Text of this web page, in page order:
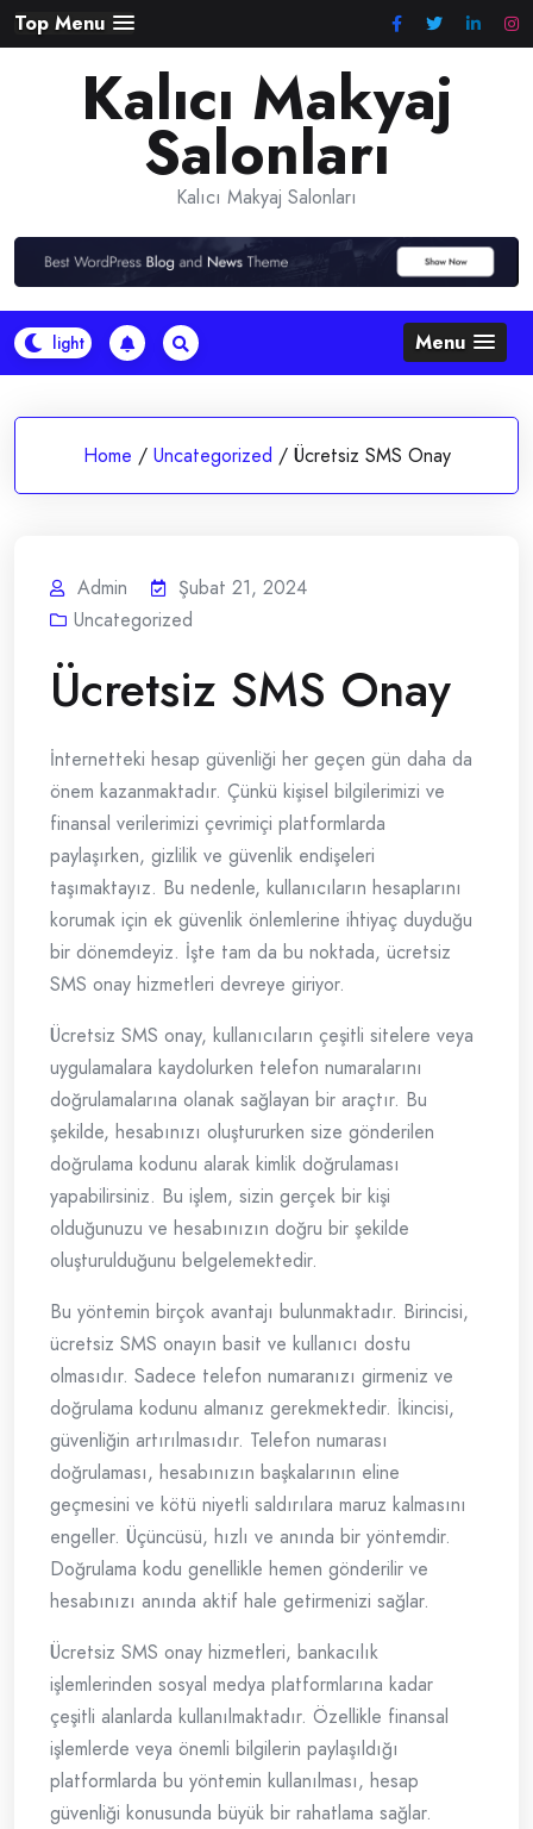
Skip
to
Top Menu
Kalıcı Makyaj
Salonları
Kalıcı Makyaj Salonları
Menu
Home / Uncategorized / Ücretsiz SMS Onay
Admin
Şubat 21, 2024
Uncategorized
Ücretsiz SMS Onay
İnternetteki hesap güvenliği her geçen gün daha da
önem kazanmaktadır. Çünkü kişisel bilgilerimizi ve
finansal verilerimizi çevrimiçi platformlarda
paylaşırken, gizlilik ve güvenlik endişeleri
taşımaktayız. Bu nedenle, kullanıcıların hesaplarını
korumak için ek güvenlik önlemlerine ihtiyaç duyduğu
bir dönemdeyiz. İşte tam da bu noktada, ücretsiz
SMS onay hizmetleri devreye giriyor.
Ücretsiz SMS onay, kullanıcıların çeşitli sitelere veya
uygulamalara kaydolurken telefon numaralarını
doğrulamalarına olanak sağlayan bir araçtır. Bu
şekilde, hesabınızı oluştururken size gönderilen
doğrulama kodunu alarak kimlik doğrulaması
yapabilirsiniz. Bu işlem, sizin gerçek bir kişi
olduğunuzu ve hesabınızın doğru bir şekilde
oluşturulduğunu belgelemektedir.
Bu yöntemin birçok avantajı bulunmaktadır. Birincisi,
ücretsiz SMS onayın basit ve kullanıcı dostu
olmasıdır. Sadece telefon numaranızı girmeniz ve
doğrulama kodunu almanız gerekmektedir. İkincisi,
güvenliğin artırılmasıdır. Telefon numarası
doğrulaması, hesabınızın başkalarının eline
geçmesini ve kötü niyetli saldırılara maruz kalmasını
engeller. Üçüncüsü, hızlı ve anında bir yöntemdir.
Doğrulama kodu genellikle hemen gönderilir ve
hesabınızı anında aktif hale getirmenizi sağlar.
Ücretsiz SMS onay hizmetleri, bankacılık
işlemlerinden sosyal medya platformlarına kadar
çeşitli alanlarda kullanılmaktadır. Özellikle finansal
işlemlerde veya önemli bilgilerin paylaşıldığı
platformlarda bu yöntemin kullanılması, hesap
güvenliği konusunda büyük bir rahatlama sağlar.